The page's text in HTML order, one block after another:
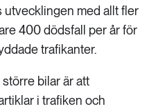
utvecklingen med allt fler
400 dödsfall per år för
trafikanter.
bilar är att
i trafiken och